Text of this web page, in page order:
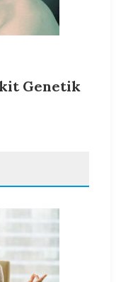
Genetik